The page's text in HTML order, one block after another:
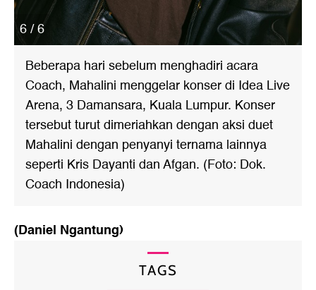
6 / 6
Beberapa hari sebelum menghadiri acara
Coach, Mahalini menggelar konser di Idea Live
Arena, 3 Damansara, Kuala Lumpur. Konser
tersebut turut dimeriahkan dengan aksi duet
Mahalini dengan penyanyi ternama lainnya
seperti Kris Dayanti dan Afgan. (Foto: Dok.
Coach Indonesia)
(Daniel Ngantung)
TAGS